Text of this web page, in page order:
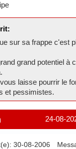
sur sa frappe c'est
grand potentiel à
laisse pourrir le
et pessimistes.
24-08-
30-08-2006